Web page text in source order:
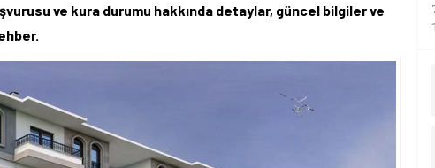
ve kura durumu hakkında detaylar, güncel bilgiler ve